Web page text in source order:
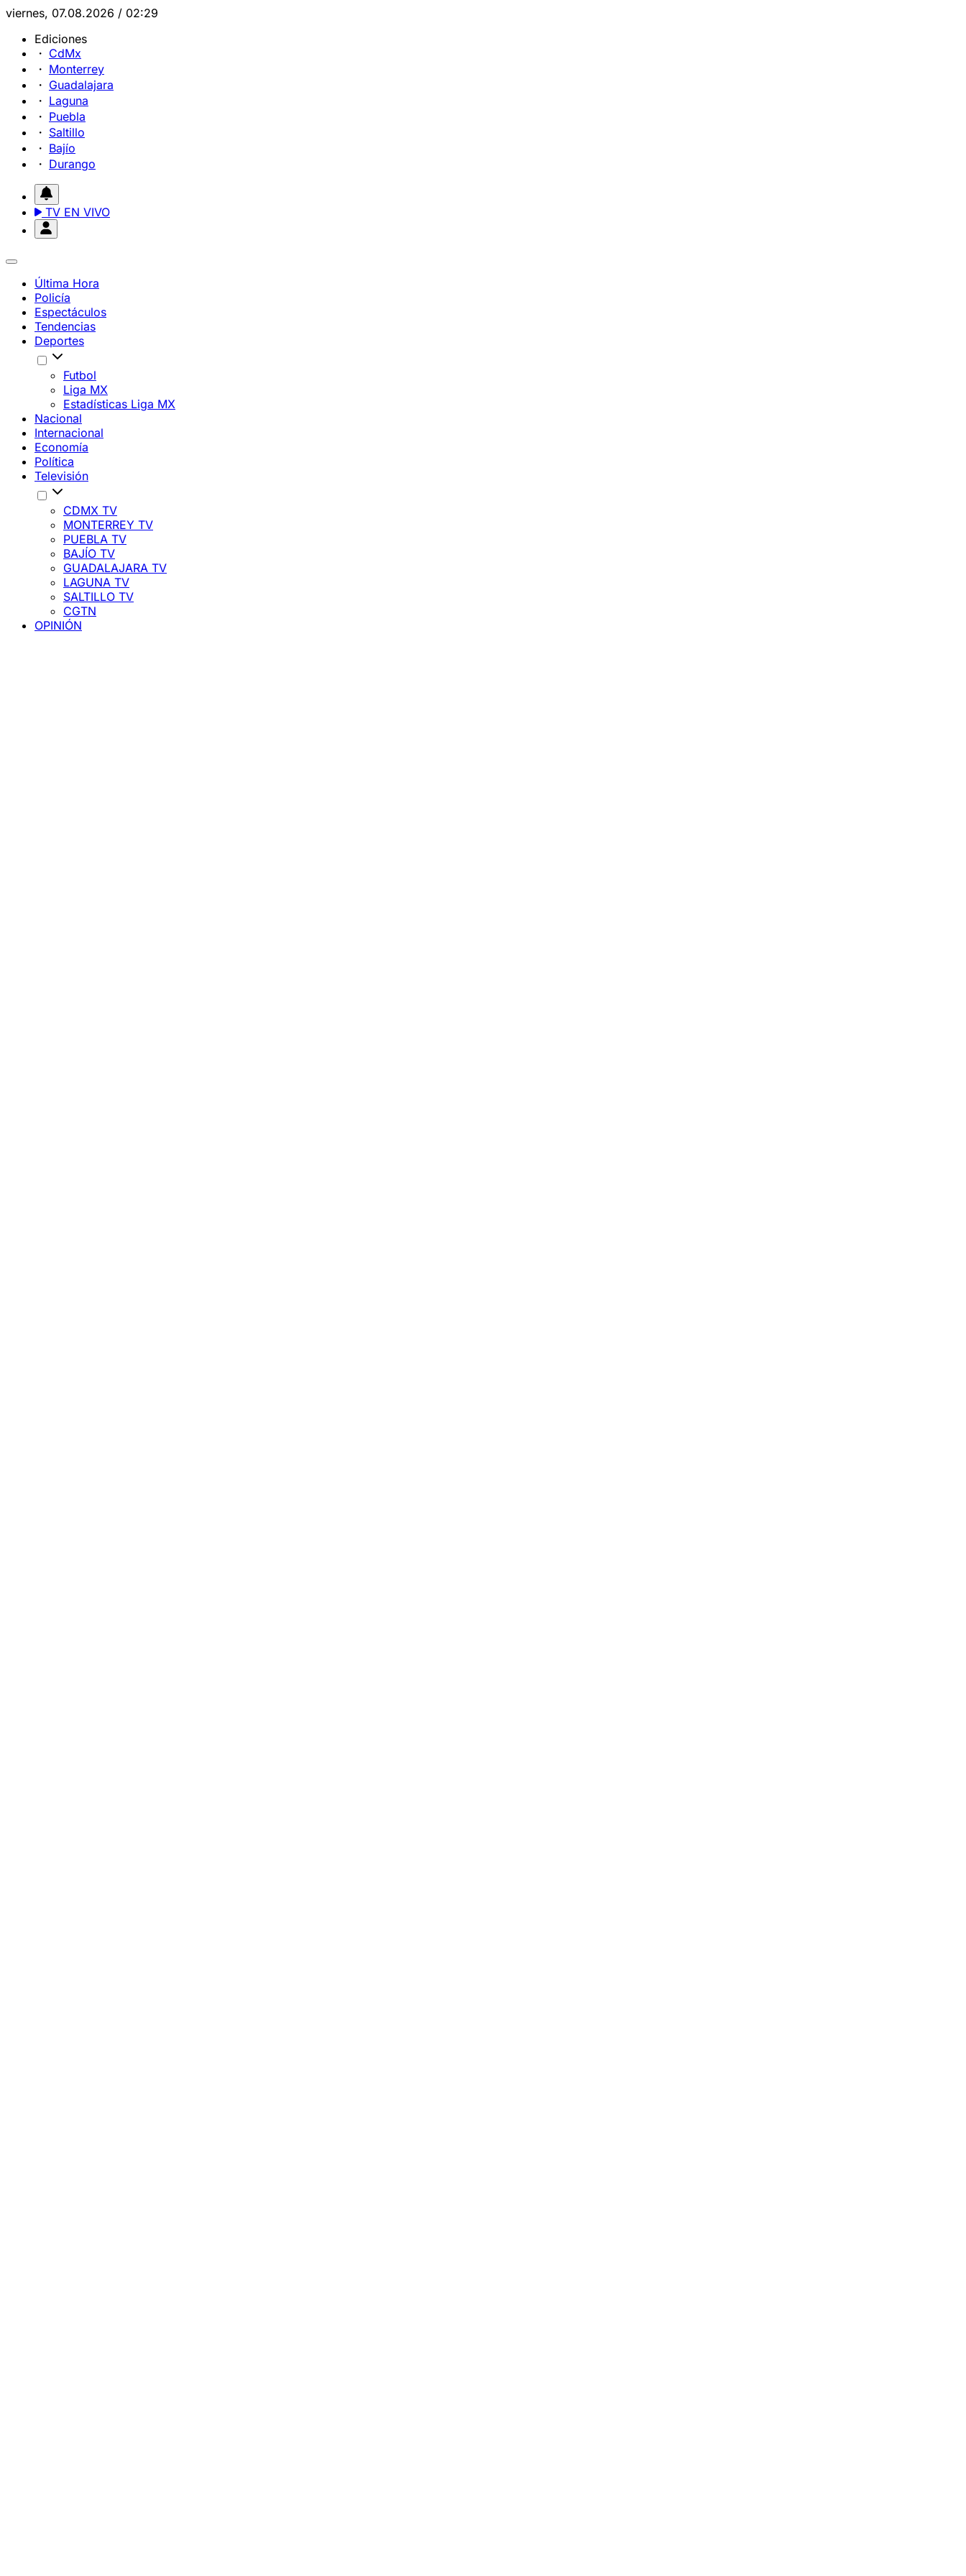
viernes, 07.08.2026 / 02:29
Ediciones
CdMx
Monterrey
Guadalajara
Laguna
Puebla
Saltillo
Bajío
Durango
TV EN VIVO
Última Hora
Policía
Espectáculos
Tendencias
Deportes
Futbol
Liga MX
Estadísticas Liga MX
Nacional
Internacional
Economía
Política
Televisión
CDMX TV
MONTERREY TV
PUEBLA TV
BAJÍO TV
GUADALAJARA TV
LAGUNA TV
SALTILLO TV
CGTN
OPINIÓN